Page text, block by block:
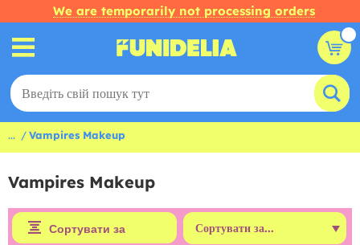
We are temporarily not processing orders
... Vampires Makeup
Vampires Makeup
Сортувати за